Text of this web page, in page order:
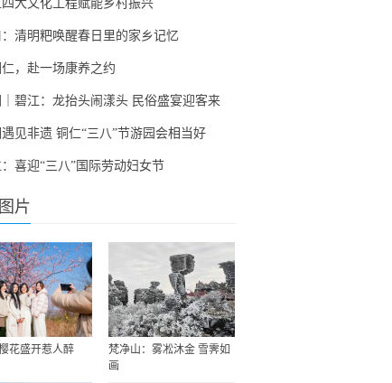
大文化工程赋能乡村振兴
清明粑唤醒春日里的家乡记忆
，赴一场康养之约
碧江：龙抬头闹漾头 民俗盛宴迎客来
遇见非遗 铜仁“三八”节游园会相当好
喜迎“三八”国际劳动妇女节
片
花盛开惹人醉
梵净山：雾凇沐金 雪霁如
画